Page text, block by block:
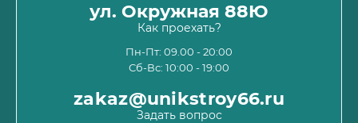
Информация о доставке
Пользовательское соглашение и оферта
Политика конфиденциальности
Связаться с нами
ул. Окружная 88Ю
Как проехать?
Пн-Пт: 09.00 - 20:00
Сб-Вс: 10:00 - 19:00
zakaz@unikstroy66.ru
Задать вопрос